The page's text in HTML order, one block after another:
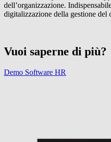
dell’organizzazione.
digitalizzazione della gestione del
Vuoi saperne di più?
Demo Software HR